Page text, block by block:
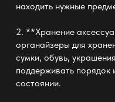
находить нужные
2. **Хранение
органайзеры для
сумки, обувь,
поддерживать порядок
состоянии.